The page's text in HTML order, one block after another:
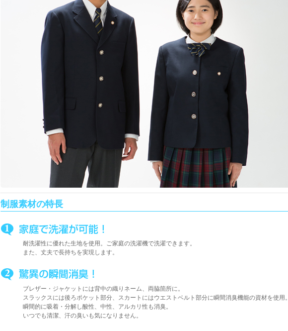
制服素材の特長
耐洗濯性に優れた生地を使用。ご家庭の洗濯機で洗濯できます。
また、丈夫で長持ちを実現します。
ブレザー・ジャケットには背中の織りネーム、両脇箇所に。
スラックスには後ろポケット部分、スカートにはウエストベルト部分に瞬間消臭機能の資材を使用。
瞬間的に吸着・分解し酸性、中性、アルカリ性も消臭。
いつでも清潔、汗の臭いも気になりません。